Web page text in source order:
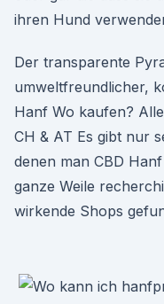
ihren Hund
Der transparente
umweltfreundlicher,
Hanf Wo kaufen?
CH & AT Es gibt nur
denen man CBD
ganze Weile
wirkende Shops